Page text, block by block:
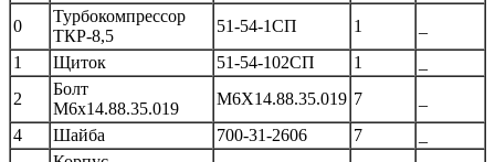
0
Турбокомпрессор
ТКР-8,5
51-54-1СП 1
1
Щиток 51-54-102СП 1
2
Болт
М6х14.88.35.019
М6Х14.88.35.019 7
4
Шайба 700-31-2606 7